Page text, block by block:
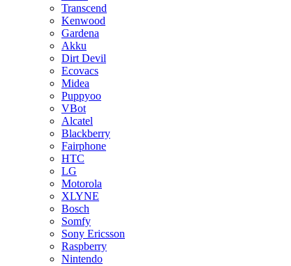
Transcend
Kenwood
Gardena
Akku
Dirt Devil
Ecovacs
Midea
Puppyoo
VBot
Alcatel
Blackberry
Fairphone
HTC
LG
Motorola
XLYNE
Bosch
Somfy
Sony Ericsson
Raspberry
Nintendo